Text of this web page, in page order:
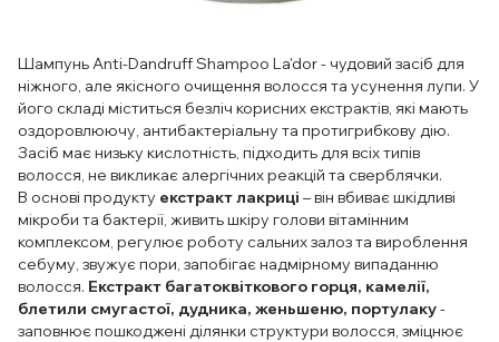
ШампуньAnti-Dandruff Shampoo La'dor - чудовий засіб для
ніжного, але якісного очищення волосся та усунення лупи. У
його складі міститься безліч корисних екстрактів, які мають
оздоровлюючу, антибактеріальну та протигрибкову дію.
Засіб має низьку кислотність, підходить для всіх типів
волосся, не викликає алергічних реакцій та сверблячки.
В основі продукту екстракт лакриці – він вбиває шкідливі
мікроби та бактерії, живить шкіру голови вітамінним
комплексом, регулює роботу сальних залоз та вироблення
себуму, звужує пори, запобігає надмірному випаданню
волосся. Екстракт багатоквіткового горця, камелії,
блетили смугастої, дудника, женьшеню, портулаку-
заповнює пошкоджені ділянки структури волосся, зміцнює